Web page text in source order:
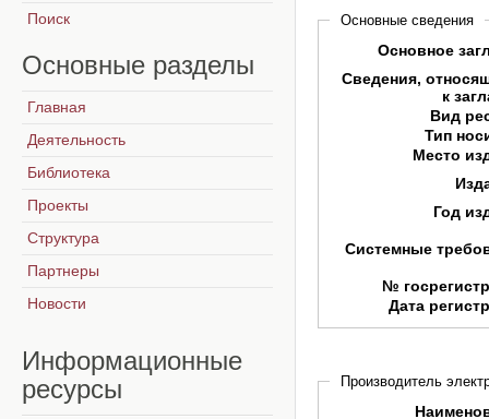
Основные сведения
Основное
Сведения,
к
Вид
Тип
Место
Год
Системные
№
Дата
Производитель
Поиск
Основные разделы
Главная
Деятельность
Библиотека
Проекты
Структура
Партнеры
Новости
Информационные
ресурсы